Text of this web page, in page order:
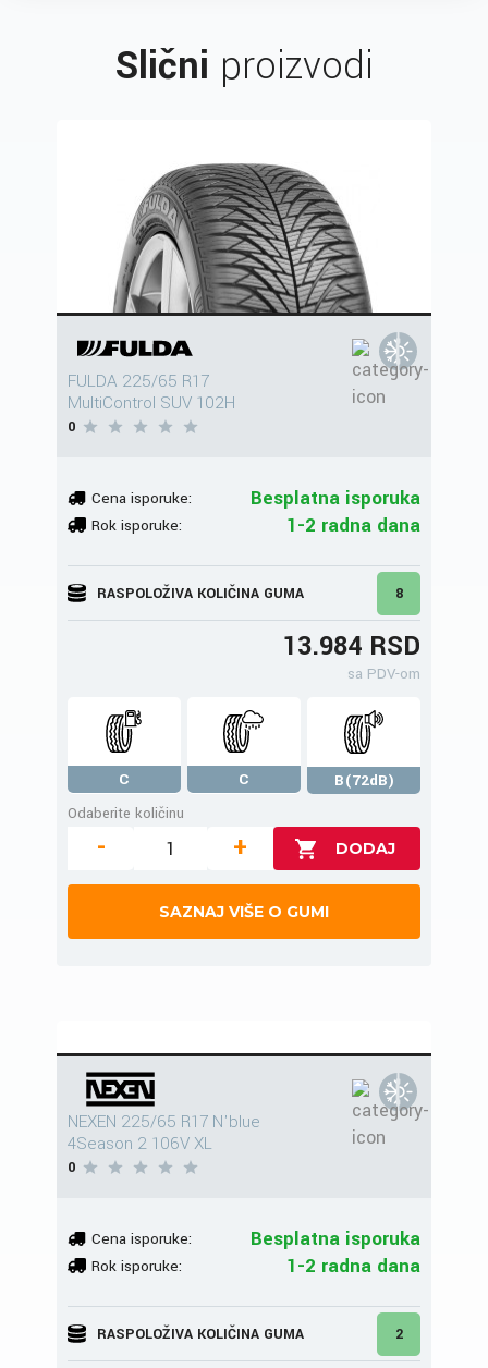
Slični proizvodi
FULDA 225/65 R17
MultiControl SUV 102H
0
Cena isporuke: Besplatna isporuka
Rok isporuke: 1-2 radna dana
RASPOLOŽIVA KOLIČINA GUMA 8
13.984 RSD
sa PDV-om
C C
B(72dB)
Odaberite količinu
- +
SAZNAJ VIŠE O GUMI
NEXEN 225/65 R17 N'blue
4Season 2 106V XL
0
Cena isporuke: Besplatna isporuka
Rok isporuke: 1-2 radna dana
RASPOLOŽIVA KOLIČINA GUMA 2